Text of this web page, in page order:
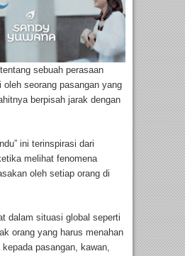
sebuah perasaan
oleh seorang pasangan yang
berpisah jarak dengan
ini terinspirasi dari
melihat fenomena
oleh setiap orang di
dalam situasi global seperti
orang yang harus menahan
pasangan, kawan,